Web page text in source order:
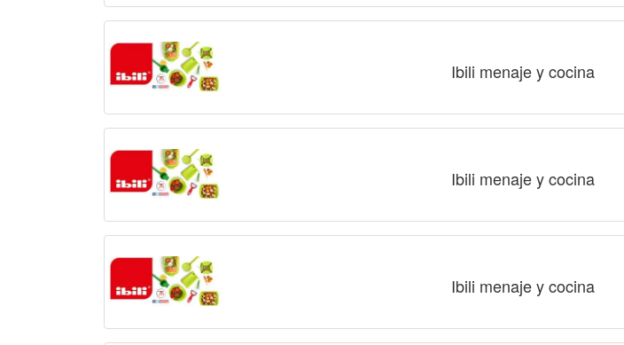
Ibili menaje y cocina
Ibili menaje y cocina
Ibili menaje y cocina